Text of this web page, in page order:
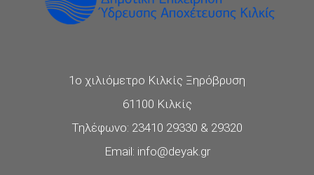
1ο χιλιόμετρο Κιλκίς Ξηρόβρυση
61100 Κιλκίς
Τηλέφωνο: 23410 29330 & 29320
Email: info@deyak.gr